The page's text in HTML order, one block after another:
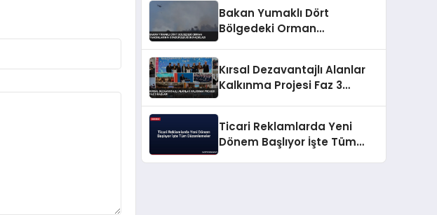
Bakan Yumaklı Dört
Bölgedeki Orman
Kırsal Dezavantajlı Alanlar
Kalkınma Projesi Faz 3
Ticari Reklamlarda Yeni
Dönem Başlıyor İşte Tüm